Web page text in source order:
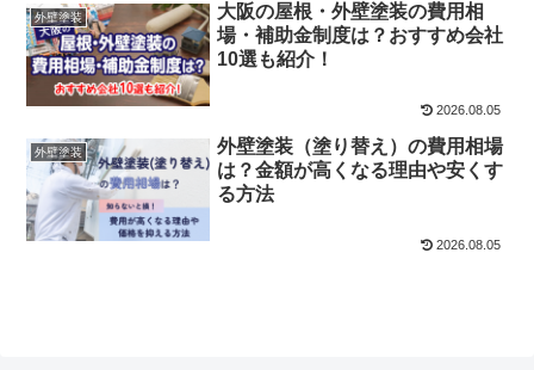
外壁塗装
大阪の屋根・外壁塗装の費用相
場・補助金制度は？おすすめ会社
10選も紹介！
2026.08.05
外壁塗装
外壁塗装（塗り替え）の費用相場
は？金額が高くなる理由や安くす
る方法
2026.08.05